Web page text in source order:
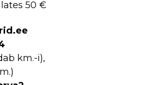
50 €
km.-i),